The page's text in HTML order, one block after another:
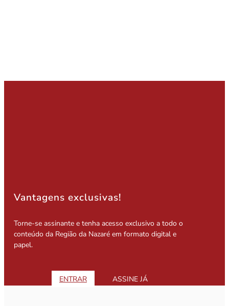
Vantagens exclusivas!
Torne-se assinante e tenha acesso exclusivo a todo o
conteúdo da Região da Nazaré em formato digital e
papel.
ENTRAR ASSINE JÁ